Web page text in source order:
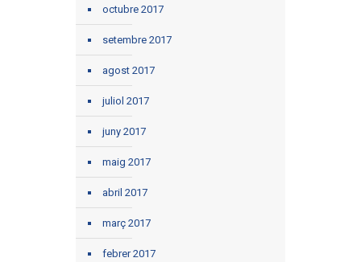
octubre 2017
setembre 2017
agost 2017
juliol 2017
juny 2017
maig 2017
abril 2017
març 2017
febrer 2017